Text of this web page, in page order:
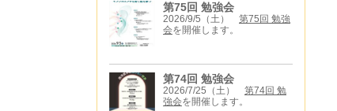
第75回 勉強会
2026/9/5（土） 第75回 勉強
会を開催します。
第74回 勉強会
2026/7/25（土） 第74回 勉
強会を開催します。